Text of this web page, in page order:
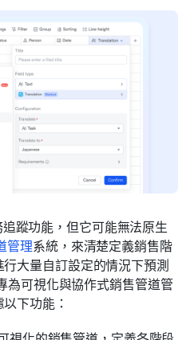
蹤功能，但它可能無法原生
管理系統，來清楚定義銷售階
大量自訂設定的情況下預測
為可視化與協作式銷售管道管
下功能：